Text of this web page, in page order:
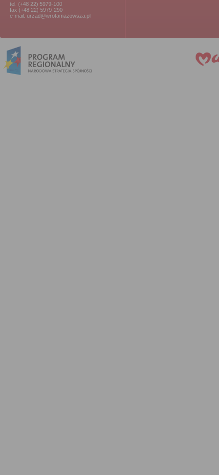
tel. (+48 22) 5979-100
fax (+48 22) 5979-290
e-mail: urzad@wrotamazowsza.pl